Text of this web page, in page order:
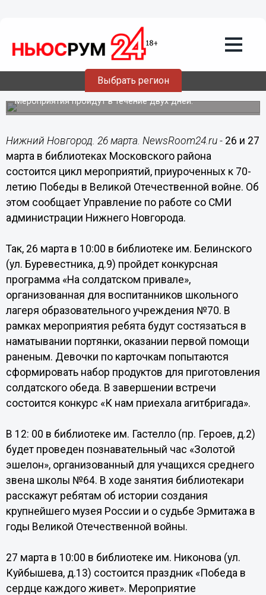
Выбрать регион
Цикл мероприятий к 70-летию Победы
организован в библиотеках
Московского района с 26 марта
Мероприятия пройдут в течение двух дней.
Нижний Новгород. 26 марта. NewsRoom24.ru - 26 и 27
марта в библиотеках Московского района
состоится цикл мероприятий, приуроченных к 70-
летию Победы в Великой Отечественной войне. Об
этом сообщает Управление по работе со СМИ
администрации Нижнего Новгорода.
Так, 26 марта в 10:00 в библиотеке им. Белинского
(ул. Буревестника, д.9) пройдет конкурсная
программа «На солдатском привале»,
организованная для воспитанников школьного
лагеря образовательного учреждения №70. В
рамках мероприятия ребята будут состязаться в
наматывании портянки, оказании первой помощи
раненым. Девочки по карточкам попытаются
сформировать набор продуктов для приготовления
солдатского обеда. В завершении встречи
состоится конкурс «К нам приехала агитбригада».
В 12: 00 в библиотеке им. Гастелло (пр. Героев, д.2)
будет проведен познавательный час «Золотой
эшелон», организованный для учащихся среднего
звена школы №64. В ходе занятия библиотекари
расскажут ребятам об истории создания
крупнейшего музея России и о судьбе Эрмитажа в
годы Великой Отечественной войны.
27 марта в 10:00 в библиотеке им. Никонова (ул.
Куйбышева, д.13) состоится праздник «Победа в
сердце каждого живет». Мероприятие